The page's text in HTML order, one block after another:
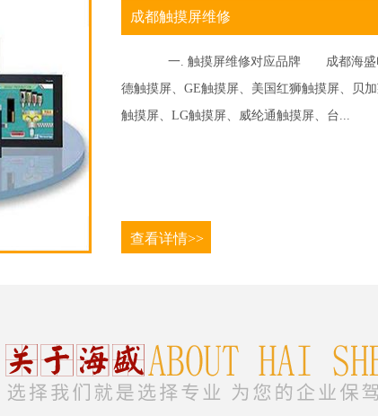
成都触摸屏维修
一. 触摸屏维修对应品牌 成都海盛电
德触摸屏、GE触摸屏、美国红狮触摸屏、贝
触摸屏、LG触摸屏、威纶通触摸屏、台...
查看详情>>